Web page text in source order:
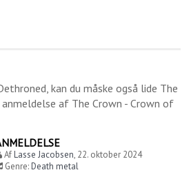
, kan du måske også lide The
af The Crown - Crown of
AfLasse Jacobsen, 22. oktober 2024
Genre:Death metal